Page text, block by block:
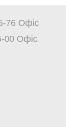
76 Офіс
00 Офіс